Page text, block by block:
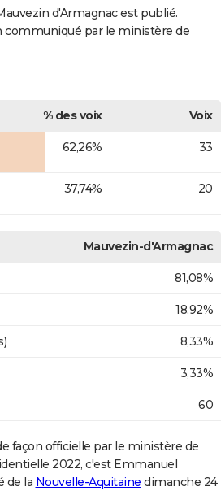
d'Armagnac est publié.
communiqué par le ministère de
% des voix
Voix
62,26% 33
37,74% 20
Mauvezin-d'Armagnac
81,08%
18,92%
8,33%
3,33%
60
façon officielle par le ministère de
2022, c'est Emmanuel
de la Nouvelle-Aquitaine dimanche 24